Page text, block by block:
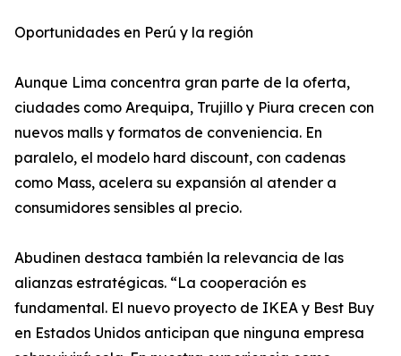
Oportunidades en Perú y la región
Aunque Lima concentra gran parte de la oferta,
ciudades como Arequipa, Trujillo y Piura crecen con
nuevos malls y formatos de conveniencia. En
paralelo, el modelo hard discount, con cadenas
como Mass, acelera su expansión al atender a
consumidores sensibles al precio.
Abudinen destaca también la relevancia de las
alianzas estratégicas. “La cooperación es
fundamental. El nuevo proyecto de IKEA y Best Buy
en Estados Unidos anticipan que ninguna empresa